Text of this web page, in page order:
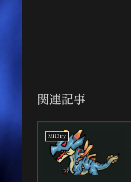
関連記事
MH3try